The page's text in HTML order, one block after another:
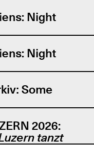
Night
Night
Some
2026:
tanzt